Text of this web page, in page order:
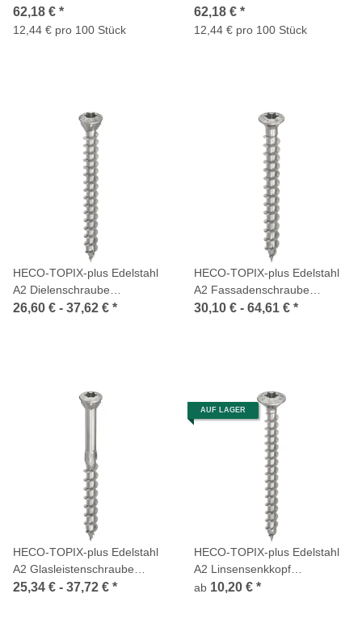
Senkkopf HECO-Drive TX
Variables Vollgewinde 500
62,18 € *
12,44 € pro 100 Stück
Senkkopf Pozi Variables
Vollgewinde 500 Stück
62,18 € *
12,44 € pro 100 Stück
HECO-TOPIX-plus Edelstahl
A2 Dielenschraube
Linsensenkkopf Fräsrippen T-
26,60 € - 37,62 € *
HECO-TOPIX-plus Edelstahl
A2 Fassadenschraube
Linsensenkkopf HECO-Drive
30,10 € - 64,61 € *
HECO-TOPIX-plus Edelstahl
A2 Glasleistenschraube
Linsensenkkopf Fräsrippen T-
25,34 € - 37,72 € *
AUF LAGER
HECO-TOPIX-plus Edelstahl
A2 Linsensenkkopf
Frästaschen HECO-Drive TX
ab 10,20 € *